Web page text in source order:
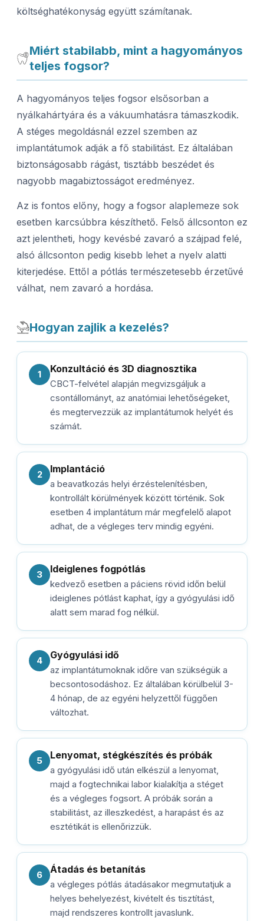
költséghatékonyság együtt számítanak.
Miért stabilabb, mint a hagyományos
teljes fogsor?
A hagyományos teljes fogsor elsősorban a
nyálkahártyára és a vákuumhatásra támaszkodik.
A stéges megoldásnál ezzel szemben az
implantátumok adják a fő stabilitást. Ez általában
biztonságosabb rágást, tisztább beszédet és
nagyobb magabiztosságot eredményez.
Az is fontos előny, hogy a fogsor alaplemeze sok
esetben karcsúbbra készíthető. Felső állcsonton ez
azt jelentheti, hogy kevésbé zavaró a szájpad felé,
alsó állcsonton pedig kisebb lehet a nyelv alatti
kiterjedése. Ettől a pótlás természetesebb érzetűvé
válhat, nem zavaró a hordása.
Hogyan zajlik a kezelés?
1 Konzultáció és 3D diagnosztika
CBCT-felvétel alapján megvizsgáljuk a
csontállományt, az anatómiai lehetőségeket,
és megtervezzük az implantátumok helyét és
számát.
2 Implantáció
a beavatkozás helyi érzéstelenítésben,
kontrollált körülmények között történik. Sok
esetben 4 implantátum már megfelelő alapot
adhat, de a végleges terv mindig egyéni.
3 Ideiglenes fogpótlás
kedvező esetben a páciens rövid időn belül
ideiglenes pótlást kaphat, így a gyógyulási idő
alatt sem marad fog nélkül.
4 Gyógyulási idő
az implantátumoknak időre van szükségük a
becsontosodáshoz. Ez általában körülbelül 3-
4 hónap, de az egyéni helyzettől függően
változhat.
5 Lenyomat, stégkészítés és próbák
a gyógyulási idő után elkészül a lenyomat,
majd a fogtechnikai labor kialakítja a stéget
és a végleges fogsort. A próbák során a
stabilitást, az illeszkedést, a harapást és az
esztétikát is ellenőrizzük.
6 Átadás és betanítás
a végleges pótlás átadásakor megmutatjuk a
helyes behelyezést, kivételt és tisztítást,
majd rendszeres kontrollt javaslunk.